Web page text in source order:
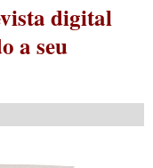
digital
a seu